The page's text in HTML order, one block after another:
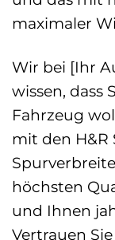
maximaler
Wir bei [Ihr
wissen, dass
Fahrzeug
mit den H&R
höchsten
und Ihnen
Vertrauen